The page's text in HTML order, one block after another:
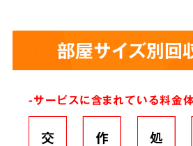
部屋サイズ別回
-サービスに含まれている料金